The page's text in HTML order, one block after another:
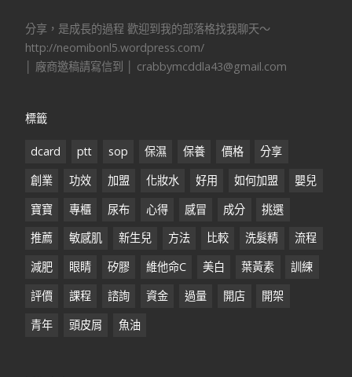
分享，是成長的過程 歡迎到我的部落格找我聊天～
http://neomibonl5.wordpress.com/
│ 廠商邀稿請寫信到 │ crabbymcddla43@gmail.com
標籤
dcard ptt sop 保濕 保養 價格
分享
創業
功效 加盟 化妝水 好用 如何加盟
嬰兒
寶寶
專櫃 尿布 心得 感冒 成分
挑選
推薦
敏感肌 新生兒 方法 比較 洗髮精
流程
減肥
眼睛 矽膠 維他命C 美白 葉黃素
訓練
評價
課程 諮詢 資金 過量 開店
開架
青年
頭皮屑 魚油